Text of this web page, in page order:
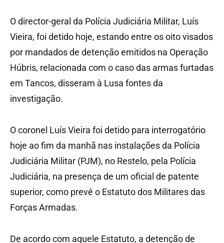
O director-geral da Polícia Judiciária Militar, Luís
Vieira, foi detido hoje, estando entre os oito visados
por mandados de detenção emitidos na Operação
Húbris, relacionada com o caso das armas furtadas
em Tancos, disseram à Lusa fontes da
investigação.
O coronel Luís Vieira foi detido para interrogatório
hoje ao fim da manhã nas instalações da Polícia
Judiciária Militar (PJM), no Restelo, pela Polícia
Judiciária, na presença de um oficial de patente
superior, como prevê o Estatuto dos Militares das
Forças Armadas.
De acordo com aquele Estatuto, a detenção de